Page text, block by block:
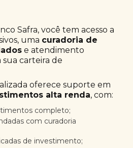
Safra, você tem acesso a
uma curadoria de
e atendimento
sua carteira de
oferece suporte em
alta renda, com:
completo;
com curadoria
de investimento;